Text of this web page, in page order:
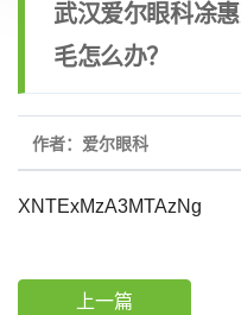
武汉爱尔眼科凃
毛怎么办？
作者：爱尔眼科
XNTExMzA3MTAzNg
上一篇